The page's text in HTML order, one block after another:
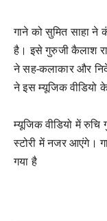
गाने को सुमित साहा ने
है। इसे गुरुजी कैलाश
ने सह-कलाकार और
ने इस म्यूजिक वीडियो
म्यूजिक वीडियो में रुचि
स्टोरी में नजर आएंगे।
गया है